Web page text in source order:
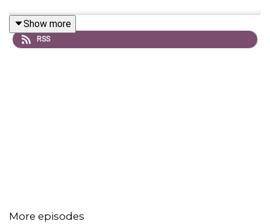
Show more
RSS
More episodes